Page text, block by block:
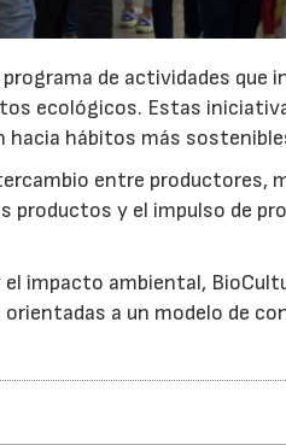
de actividades que
ecológicos. Estas
hábitos más
entre productores,
y el impulso de
impacto ambiental,
a un modelo de